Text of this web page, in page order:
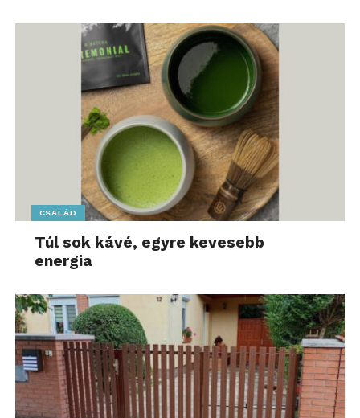
CSALÁD
Túl sok kávé, egyre kevesebb
energia